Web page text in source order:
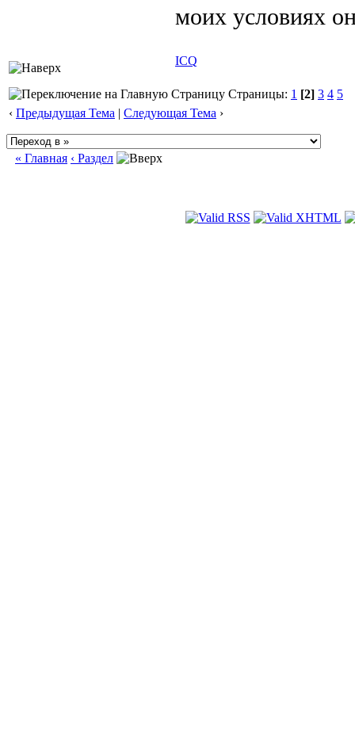
моих условиях
ICQ
Страницы: 1 [2] 3 4 5
‹ Предыдущая Тема | Следующая Тема ›
« Главная ‹ Раздел